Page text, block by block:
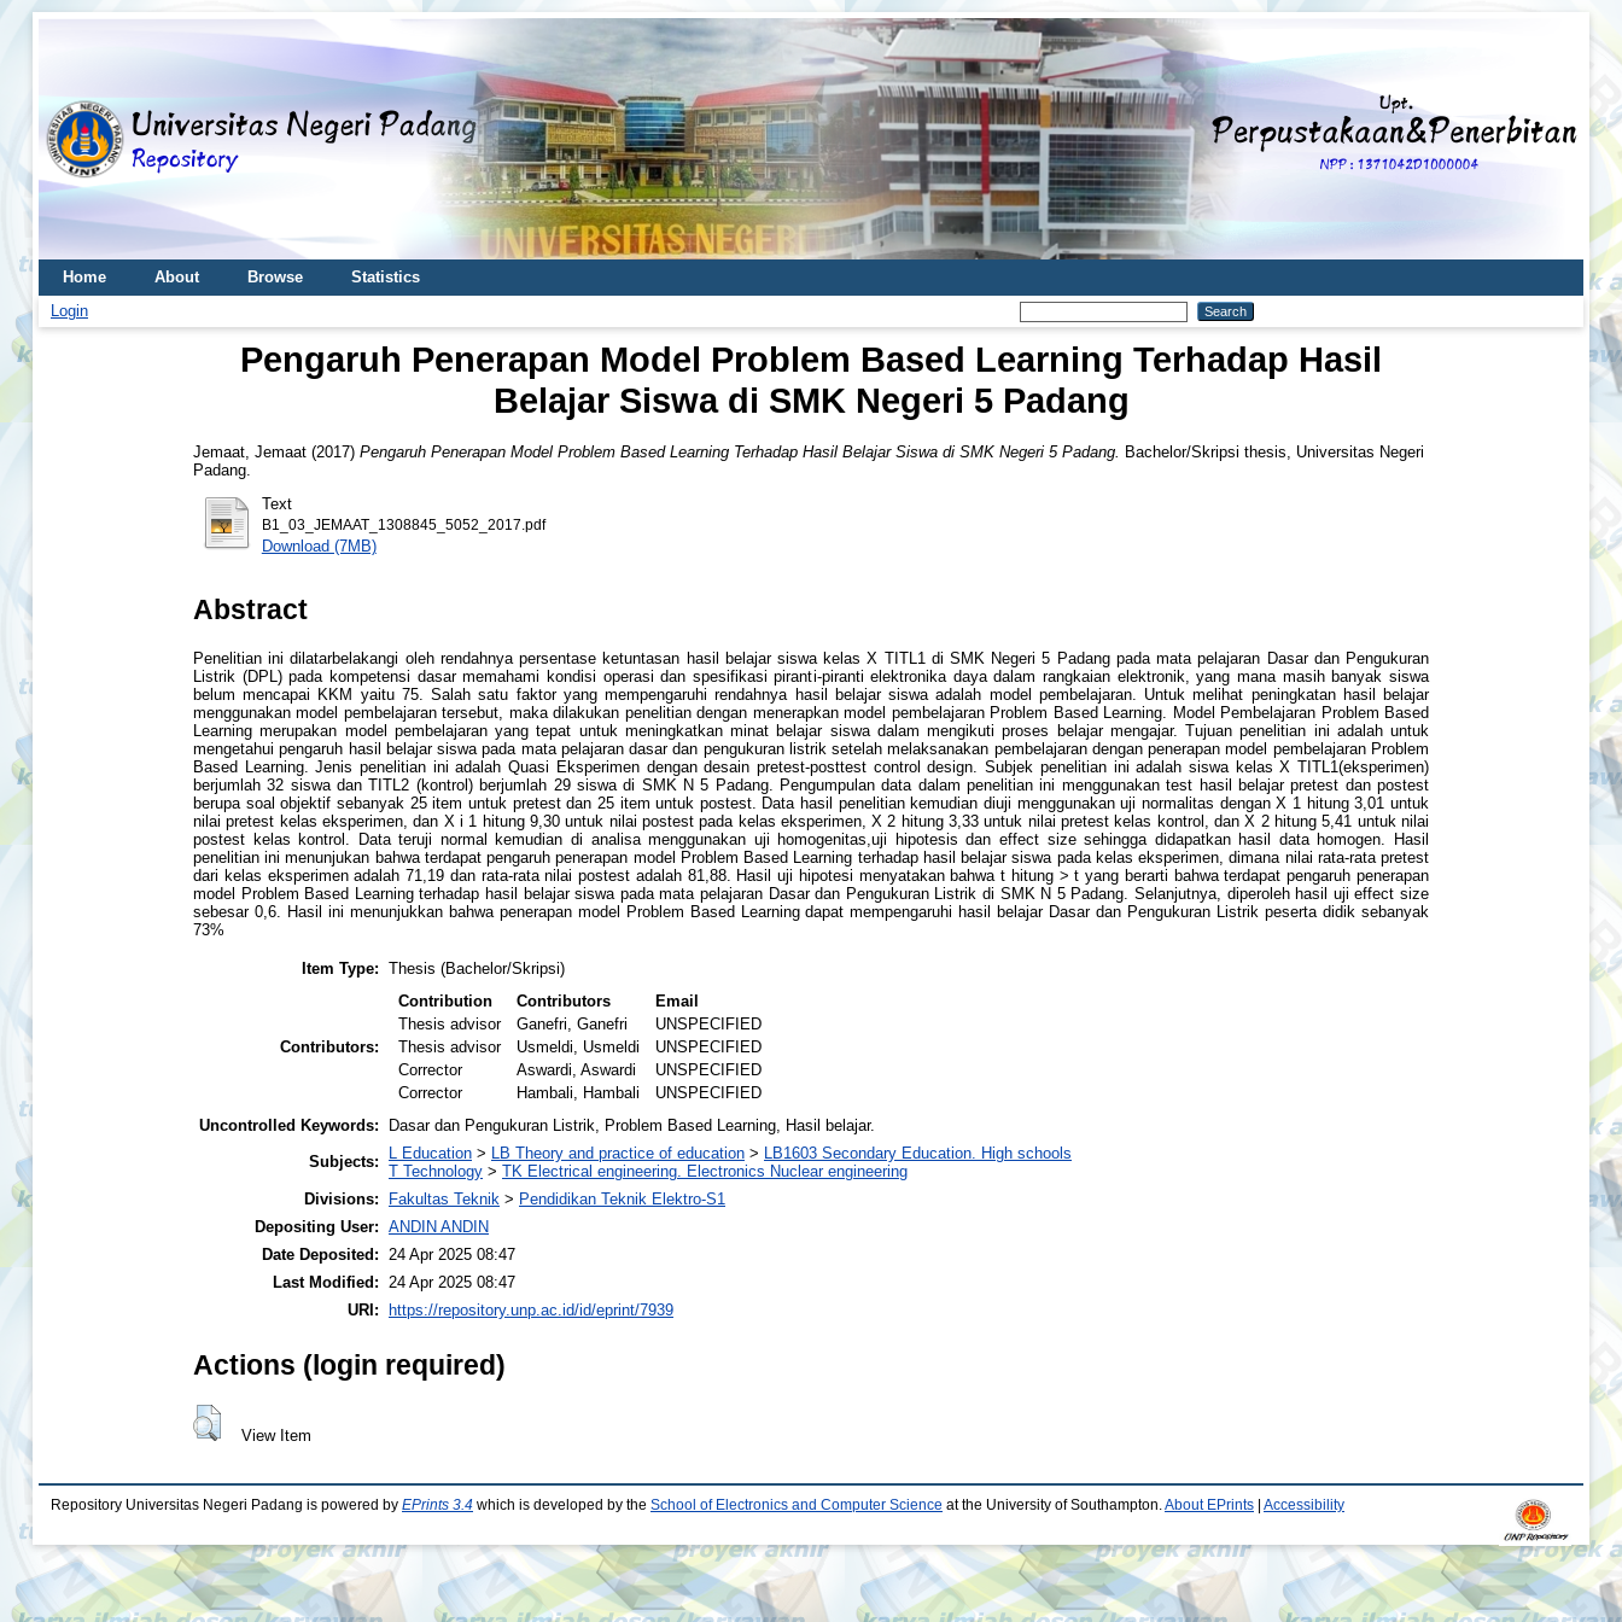
Home About Browse
Statistics
Login
Pengaruh Penerapan Model Problem Based Learning Terhadap Hasil
Belajar Siswa di SMK Negeri 5 Padang
Jemaat, Jemaat (2017) Pengaruh Penerapan Model Problem Based Learning Terhadap Hasil Belajar Siswa di SMK Negeri 5 Padang.
Bachelor/Skripsi thesis, Universitas Negeri
Padang.
Text
B1_03_JEMAAT_1308845_5052_2017.pdf
Download (7MB)
Abstract
Penelitian ini dilatarbelakangi oleh rendahnya persentase ketuntasan hasil belajar siswa kelas X TITL1 di SMK Negeri 5 Padang pada mata pelajaran Dasar dan Pengukuran
Listrik (DPL) pada kompetensi dasar memahami kondisi operasi dan spesifikasi piranti-piranti elektronika daya dalam rangkaian elektronik, yang mana masih banyak siswa
belum mencapai KKM yaitu 75. Salah satu faktor yang mempengaruhi rendahnya hasil belajar siswa adalah model pembelajaran. Untuk melihat peningkatan hasil belajar
menggunakan model pembelajaran tersebut, maka dilakukan penelitian dengan menerapkan model pembelajaran Problem Based Learning. Model Pembelajaran Problem Based
Learning merupakan model pembelajaran yang tepat untuk meningkatkan minat belajar siswa dalam mengikuti proses belajar mengajar. Tujuan penelitian ini adalah untuk
mengetahui pengaruh hasil belajar siswa pada mata pelajaran dasar dan pengukuran listrik setelah melaksanakan pembelajaran dengan penerapan model pembelajaran Problem
Based Learning. Jenis penelitian ini adalah Quasi Eksperimen dengan desain pretest-posttest control design. Subjek penelitian ini adalah siswa kelas X TITL1(eksperimen)
berjumlah 32 siswa dan TITL2 (kontrol) berjumlah 29 siswa di SMK N 5 Padang. Pengumpulan data dalam penelitian ini menggunakan test hasil belajar pretest dan postest
berupa soal objektif sebanyak 25 item untuk pretest dan 25 item untuk postest. Data hasil penelitian kemudian diuji menggunakan uji normalitas dengan X 1 hitung 3,01 untuk
nilai pretest kelas eksperimen, dan X i 1 hitung 9,30 untuk nilai postest pada kelas eksperimen, X 2 hitung 3,33 untuk nilai pretest kelas kontrol, dan X 2 hitung 5,41 untuk nilai
postest kelas kontrol. Data teruji normal kemudian di analisa menggunakan uji homogenitas,uji hipotesis dan effect size sehingga didapatkan hasil data homogen. Hasil
penelitian ini menunjukan bahwa terdapat pengaruh penerapan model Problem Based Learning terhadap hasil belajar siswa pada kelas eksperimen, dimana nilai rata-rata pretest
dari kelas eksperimen adalah 71,19 dan rata-rata nilai postest adalah 81,88. Hasil uji hipotesi menyatakan bahwa t hitung > t yang berarti bahwa terdapat pengaruh penerapan
model Problem Based Learning terhadap hasil belajar siswa pada mata pelajaran Dasar dan Pengukuran Listrik di SMK N 5 Padang. Selanjutnya, diperoleh hasil uji effect size
sebesar 0,6. Hasil ini menunjukkan bahwa penerapan model Problem Based Learning dapat mempengaruhi hasil belajar Dasar dan Pengukuran Listrik peserta didik sebanyak
73%
Item Type: Thesis (Bachelor/Skripsi)
Contributors:
Contribution Contributors
Email
Thesis advisor
Ganefri, Ganefri
UNSPECIFIED
Thesis advisor
Usmeldi, Usmeldi
UNSPECIFIED
Corrector
Aswardi, Aswardi
UNSPECIFIED
Corrector
Hambali, Hambali
UNSPECIFIED
Uncontrolled Keywords:
Dasar dan Pengukuran Listrik, Problem Based Learning, Hasil belajar.
Subjects:
L Education > LB Theory and practice of education > LB1603 Secondary Education. High schools
T Technology > TK Electrical engineering. Electronics Nuclear engineering
Divisions:
Fakultas Teknik > Pendidikan Teknik Elektro-S1
Depositing User: ANDIN ANDIN
Date Deposited: 24 Apr 2025 08:47
Last Modified: 24 Apr 2025 08:47
URI:
https://repository.unp.ac.id/id/eprint/7939
Actions (login required)
View Item
Repository Universitas Negeri Padang is powered by EPrints 3.4 which is developed by the School of Electronics and Computer Science at the University of Southampton.About EPrints Accessibility